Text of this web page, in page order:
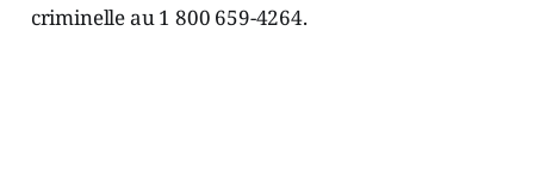
criminelle au 1 800 659-4264.